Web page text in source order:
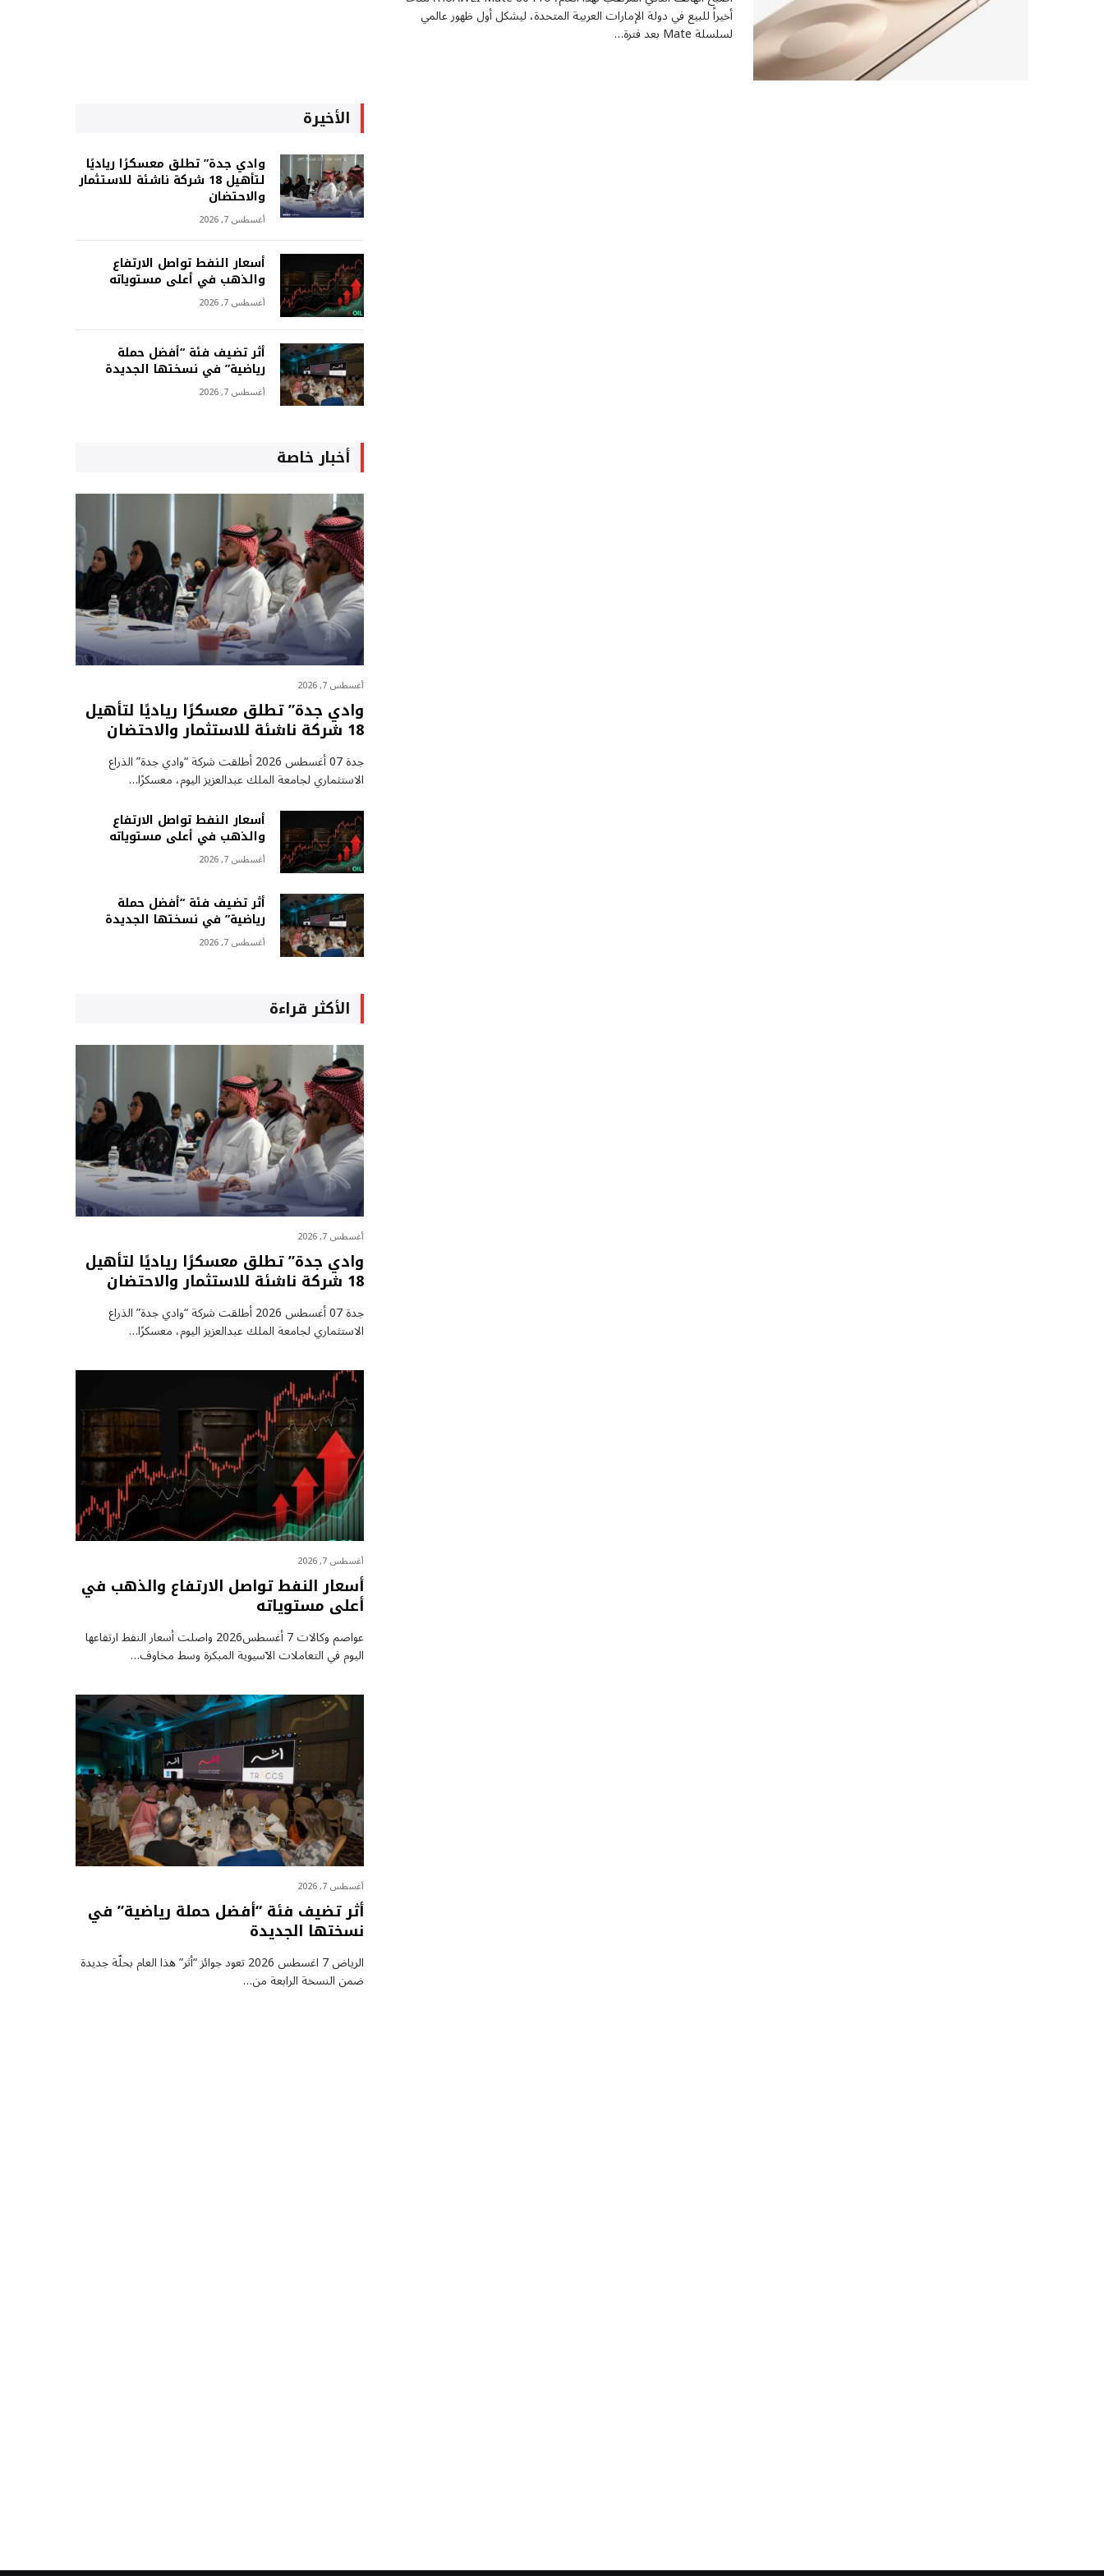
أخيراً للبيع في دولة الإمارات العربية المتحدة، ليشكل أول ظهور عالمي
لسلسلة Mate بعد فترة…
الأخيرة
وادي جدة” تطلق معسكرًا رياديًا
لتأهيل 18 شركة ناشئة للاستثمار
والاحتضان
أغسطس 7, 2026
أسعار النفط تواصل الارتفاع
والذهب في أعلى مستوياته
أغسطس 7, 2026
أثر تضيف فئة “أفضل حملة
رياضية” في نسختها الجديدة
أغسطس 7, 2026
أخبار خاصة
أغسطس 7, 2026
وادي جدة” تطلق معسكرًا رياديًا لتأهيل
18 شركة ناشئة للاستثمار والاحتضان
جدة 07 أغسطس 2026 أطلقت شركة “وادي جدة” الذراع
الاستثماري لجامعة الملك عبدالعزيز اليوم، معسكرًا…
أسعار النفط تواصل الارتفاع
والذهب في أعلى مستوياته
أغسطس 7, 2026
أثر تضيف فئة “أفضل حملة
رياضية” في نسختها الجديدة
أغسطس 7, 2026
الأكثر قراءة
أغسطس 7, 2026
وادي جدة” تطلق معسكرًا رياديًا لتأهيل
18 شركة ناشئة للاستثمار والاحتضان
جدة 07 أغسطس 2026 أطلقت شركة “وادي جدة” الذراع
الاستثماري لجامعة الملك عبدالعزيز اليوم، معسكرًا…
أغسطس 7, 2026
أسعار النفط تواصل الارتفاع والذهب في
أعلى مستوياته
عواصم وكالات 7 أغسطس2026 واصلت أسعار ⁠النفط ارتفاعها
اليوم في التعاملات الآسيوية المبكرة وسط مخاوف…
أغسطس 7, 2026
أثر تضيف فئة “أفضل حملة رياضية” في
نسختها الجديدة
الرياض 7 اغسطس 2026 تعود جوائز “أثر” هذا العام بحلّة جديدة
ضمن النسخة الرابعة من…